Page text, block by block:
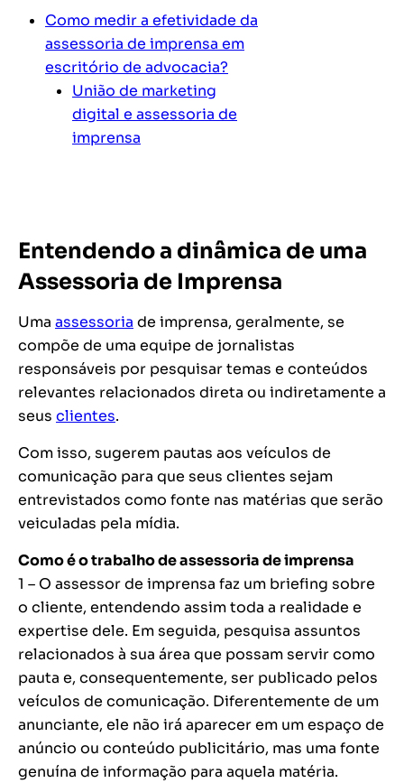
Como medir a efetividade da
assessoria de imprensa em
escritório de advocacia?
União de marketing
digital e assessoria de
imprensa
Entendendo a dinâmica de uma
Assessoria de Imprensa
Uma assessoria de imprensa, geralmente, se
compõe de uma equipe de jornalistas
responsáveis por pesquisar temas e conteúdos
relevantes relacionados direta ou indiretamente a
seus clientes.
Com isso, sugerem pautas aos veículos de
comunicação para que seus clientes sejam
entrevistados como fonte nas matérias que serão
veiculadas pela mídia.
Como é o trabalho de assessoria de imprensa
1 – O assessor de imprensa faz um briefing sobre
o cliente, entendendo assim toda a realidade e
expertise dele. Em seguida, pesquisa assuntos
relacionados à sua área que possam servir como
pauta e, consequentemente, ser publicado pelos
veículos de comunicação. Diferentemente de um
anunciante, ele não irá aparecer em um espaço de
anúncio ou conteúdo publicitário, mas uma fonte
genuína de informação para aquela matéria.